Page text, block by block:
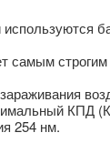
используются
самым строгим
КПД
254 нм.